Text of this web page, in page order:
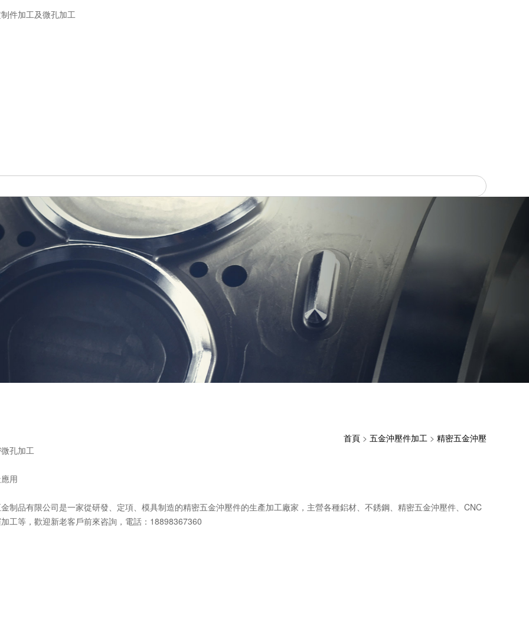
件加工及微孔加工
首頁 > 五金沖壓件加工 > 精密五金沖壓
孔加工
用
制品有限公司是一家從研發、定項、模具制造的精密五金沖壓件的生產加工廠家，主營各種鋁材、不銹鋼、精密五金沖壓件、CNC
工等，歡迎新老客戶前來咨詢，電話：18898367360